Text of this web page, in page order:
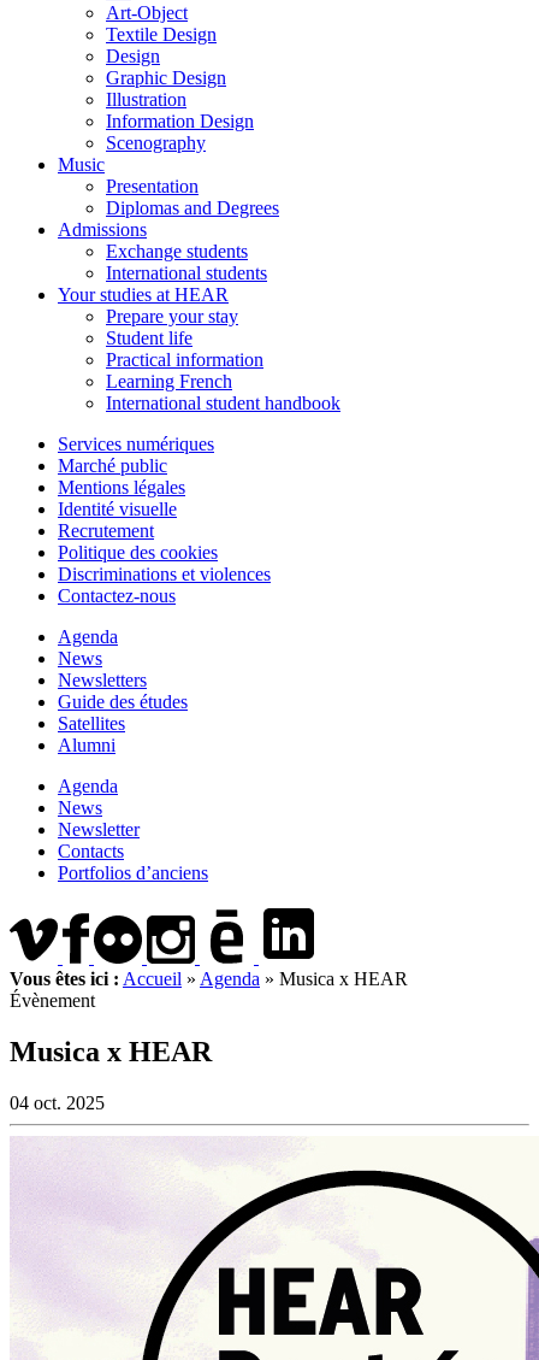
Art-Object
Textile Design
Design
Graphic Design
Illustration
Information Design
Scenography
Music
Presentation
Diplomas and Degrees
Admissions
Exchange students
International students
Your studies at HEAR
Prepare your stay
Student life
Practical information
Learning French
International student handbook
Services numériques
Marché public
Mentions légales
Identité visuelle
Recrutement
Politique des cookies
Discriminations et violences
Contactez-nous
Agenda
News
Newsletters
Guide des études
Satellites
Alumni
Agenda
News
Newsletter
Contacts
Portfolios d’anciens
Vous êtes ici : Accueil » Agenda » Musica x HEAR
Évènement
Musica x HEAR
04 oct. 2025